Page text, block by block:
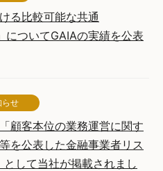
る比較可能な共通
ついてGAIAの実績を公表
らせ
顧客本位の業務運営に関す
を公表した金融事業者リス
として当社が掲載されまし